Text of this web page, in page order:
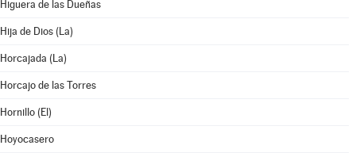
Higuera de las Dueñas
Hija de Dios (La)
Horcajada (La)
Horcajo de las Torres
Hornillo (El)
Hoyocasero